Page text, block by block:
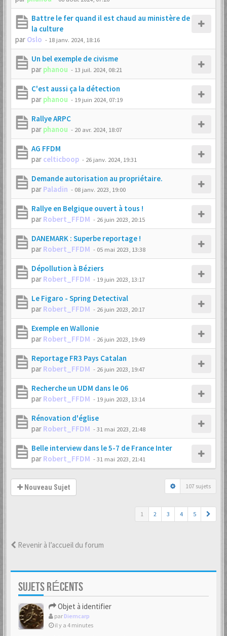
Battre le fer quand il est chaud au ministère de
la culture
par Oslo - 18 janv. 2024, 18:16
Un bel exemple de civisme
par phanou - 13 juil. 2024, 08:21
C'est aussi ça la détection
par phanou - 19 juin 2024, 07:19
Rallye ARPC
par phanou - 20 avr. 2024, 18:07
AG FFDM
par celticboop - 26 janv. 2024, 19:31
Demande autorisation au propriétaire.
par Paladin - 08 janv. 2023, 19:00
Rallye en Belgique ouvert à tous !
par Robert_FFDM - 26 juin 2023, 20:15
DANEMARK : Superbe reportage !
par Robert_FFDM - 05 mai 2023, 13:38
Dépollution à Béziers
par Robert_FFDM - 19 juin 2023, 13:17
Le Figaro - Spring Detectival
par Robert_FFDM - 26 juin 2023, 20:17
Exemple en Wallonie
par Robert_FFDM - 26 juin 2023, 19:49
Reportage FR3 Pays Catalan
par Robert_FFDM - 26 juin 2023, 19:47
Recherche un UDM dans le 06
par Robert_FFDM - 19 juin 2023, 13:14
Rénovation d'église
par Robert_FFDM -31 mai 2023, 21:48
Belle interview dans le 5-7 de France Inter
par Robert_FFDM -31 mai 2023, 21:41
Nouveau Sujet 107 sujets
1 2 3 4 5
Revenir à l’accueil du forum
SUJETS RÉCENTS
Objet à identifier
par Diemcarp
il y a 4 minutes